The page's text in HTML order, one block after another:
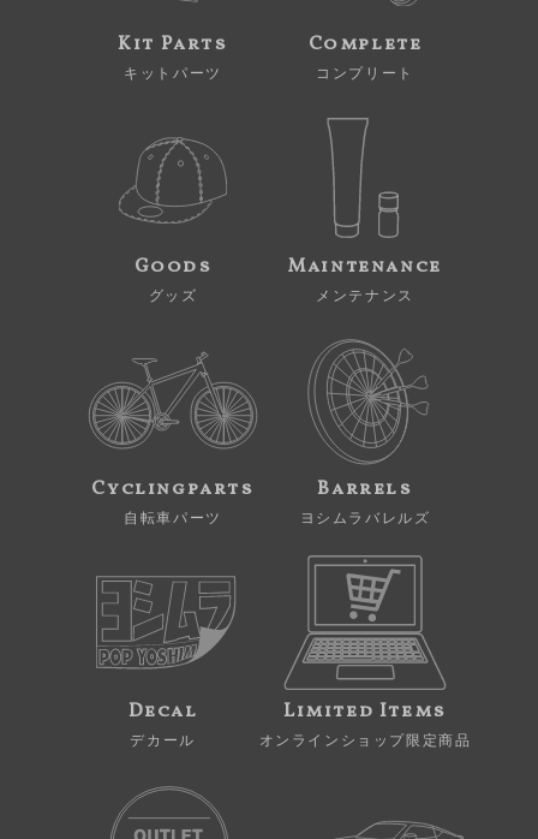
Kit Parts
キットパーツ
Complete
コンプリート
Goods
グッズ
Maintenance
メンテナンス
Cyclingparts
自転車パーツ
Barrels
ヨシムラバレルズ
Decal
デカール
Limited Items
オンラインショップ限定商品